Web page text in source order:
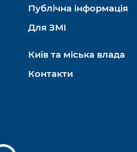
Публічна інформація
Для ЗМІ
Київ та міська влада
Контакти